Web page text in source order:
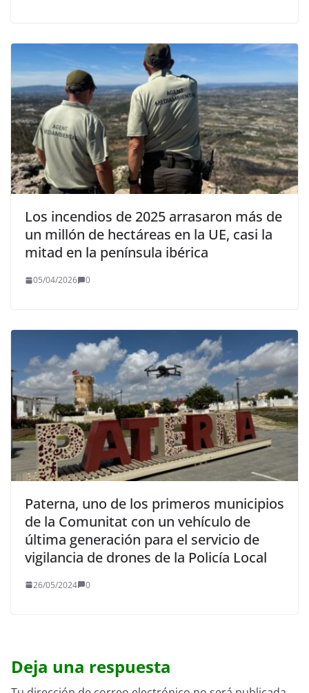
Los incendios de 2025 arrasaron más de
un millón de hectáreas en la UE, casi la
mitad en la península ibérica
05/04/2026 0
Paterna, uno de los primeros municipios
de la Comunitat con un vehículo de
última generación para el servicio de
vigilancia de drones de la Policía Local
26/05/2024 0
Deja una respuesta